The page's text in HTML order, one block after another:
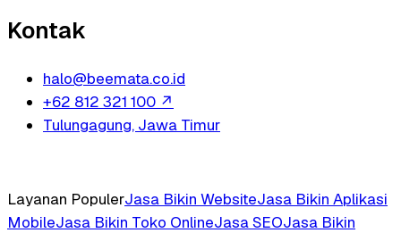
Kontak
halo@beemata.co.id
+62 812 321 100 ↗
Tulungagung, Jawa Timur
Layanan PopulerJasa Bikin WebsiteJasa Bikin Aplikasi
MobileJasa Bikin Toko OnlineJasa SEOJasa Bikin